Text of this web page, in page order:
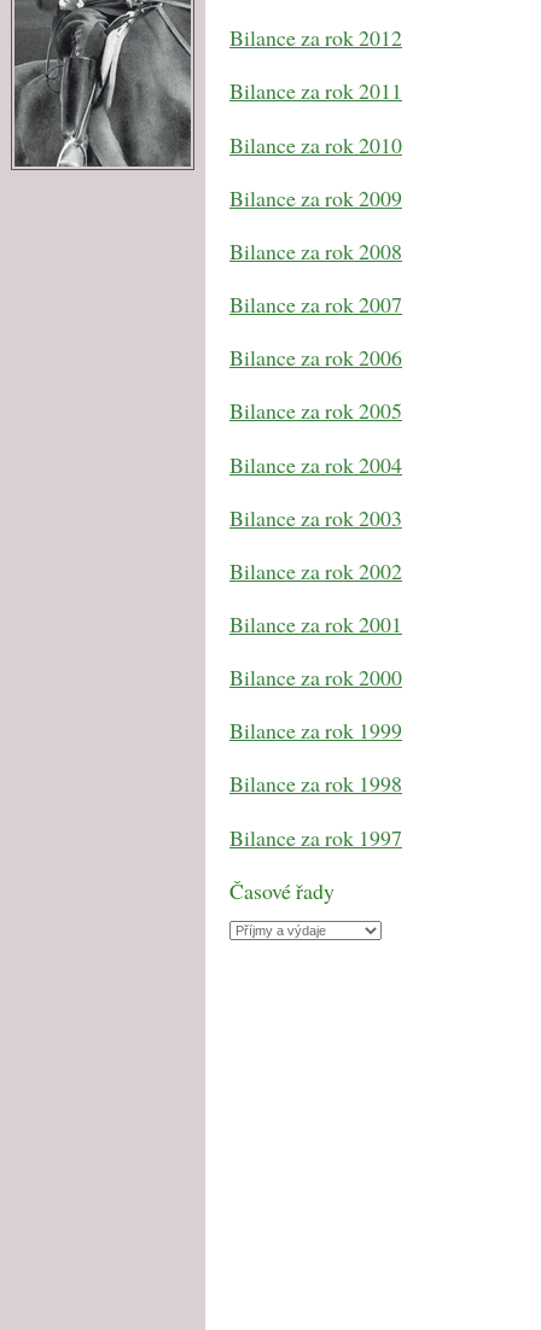
Bilance za rok 2012
Bilance za rok 2011
Bilance za rok 2010
Bilance za rok 2009
Bilance za rok 2008
Bilance za rok 2007
Bilance za rok 2006
Bilance za rok 2005
Bilance za rok 2004
Bilance za rok 2003
Bilance za rok 2002
Bilance za rok 2001
Bilance za rok 2000
Bilance za rok 1999
Bilance za rok 1998
Bilance za rok 1997
Časové řady